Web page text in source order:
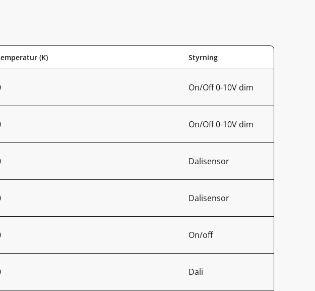
(K) Styrning
On/Off 0-10V dim
On/Off 0-10V dim
Dalisensor
Dalisensor
On/off
Dali